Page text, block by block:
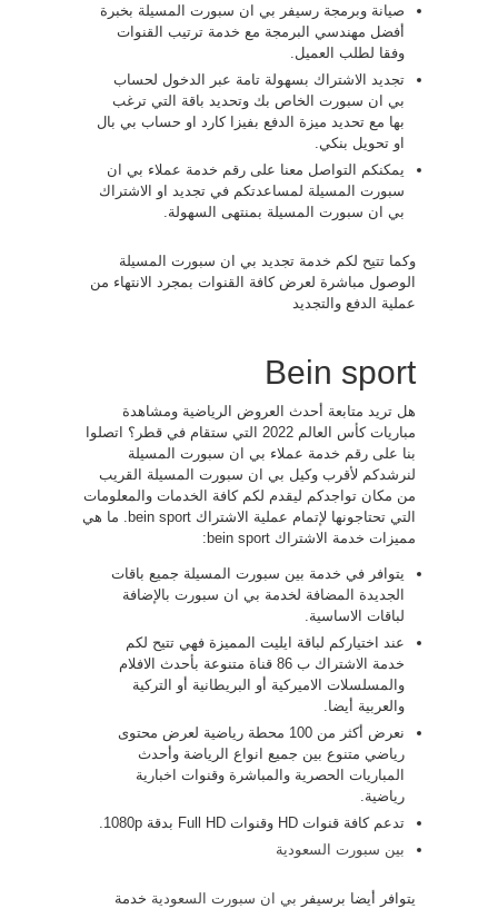
صيانة وبرمجة رسيفر بي ان سبورت المسيلة بخبرة
أفضل مهندسي البرمجة مع خدمة ترتيب القنوات
وفقا لطلب العميل.
تجديد الاشتراك بسهولة تامة عبر الدخول لحساب
بي ان سبورت الخاص بك وتحديد باقة التي ترغب
بها مع تحديد ميزة الدفع بفيزا كارد او حساب بي بال
او تحويل بنكي.
يمكنكم التواصل معنا على رقم خدمة عملاء بي ان
سبورت المسيلة لمساعدتكم في تجديد او الاشتراك
بي ان سبورت المسيلة بمنتهى السهولة.
وكما تتيح لكم خدمة تجديد بي ان سبورت المسيلة
الوصول مباشرة لعرض كافة القنوات بمجرد الانتهاء من
عملية الدفع والتجديد
Bein sport
هل تريد متابعة أحدث العروض الرياضية ومشاهدة
مباريات كأس العالم 2022 التي ستقام في قطر؟ اتصلوا
بنا على رقم خدمة عملاء بي ان سبورت المسيلة
لنرشدكم لأقرب وكيل بي ان سبورت المسيلة القريب
من مكان تواجدكم ليقدم لكم كافة الخدمات والمعلومات
التي تحتاجونها لإتمام عملية الاشتراك bein sport. ما هي
مميزات خدمة الاشتراك bein sport:
يتوافر في خدمة بين سبورت المسيلة جميع باقات
الجديدة المضافة لخدمة بي ان سبورت بالإضافة
لباقات الاساسية.
عند اختياركم لباقة ايليت المميزة فهي تتيح لكم
خدمة الاشتراك ب 86 قناة متنوعة بأحدث الافلام
والمسلسلات الاميركية أو البريطانية أو التركية
والعربية أيضا.
نعرض أكثر من 100 محطة رياضية لعرض محتوى
رياضي متنوع بين جميع انواع الرياضة وأحدث
المباريات الحصرية والمباشرة وقنوات اخبارية
رياضية.
تدعم كافة قنوات HD وقنوات Full HD بدقة 1080p.
بين سبورت السعودية
يتوافر أيضا برسيفر بي ان سبورت السعودية خدمة